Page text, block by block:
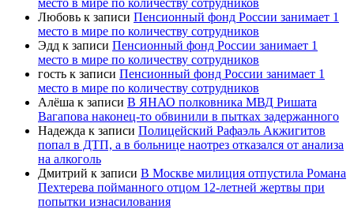
место в мире по количеству сотрудников
Любовь к записи Пенсионный фонд России занимает 1
место в мире по количеству сотрудников
Эдд к записи Пенсионный фонд России занимает 1
место в мире по количеству сотрудников
гость к записи Пенсионный фонд России занимает 1
место в мире по количеству сотрудников
Алёша к записи В ЯНАО полковника МВД Ришата
Вагапова наконец-то обвинили в пытках задержанного
Надежда к записи Полицейский Рафаэль Акжигитов
попал в ДТП, а в больнице наотрез отказался от анализа
на алкоголь
Дмитрий к записи В Москве милиция отпустила Романа
Пехтерева пойманного отцом 12-летней жертвы при
попытки изнасилования